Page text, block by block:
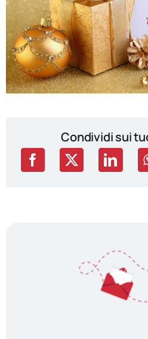
Condividi sui